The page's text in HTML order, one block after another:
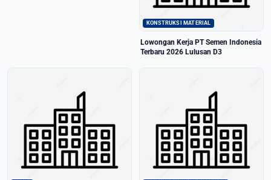
KONSTRUKSI MATERIAL
Lowongan Kerja PT Semen Indonesia
Terbaru 2026 Lulusan D3